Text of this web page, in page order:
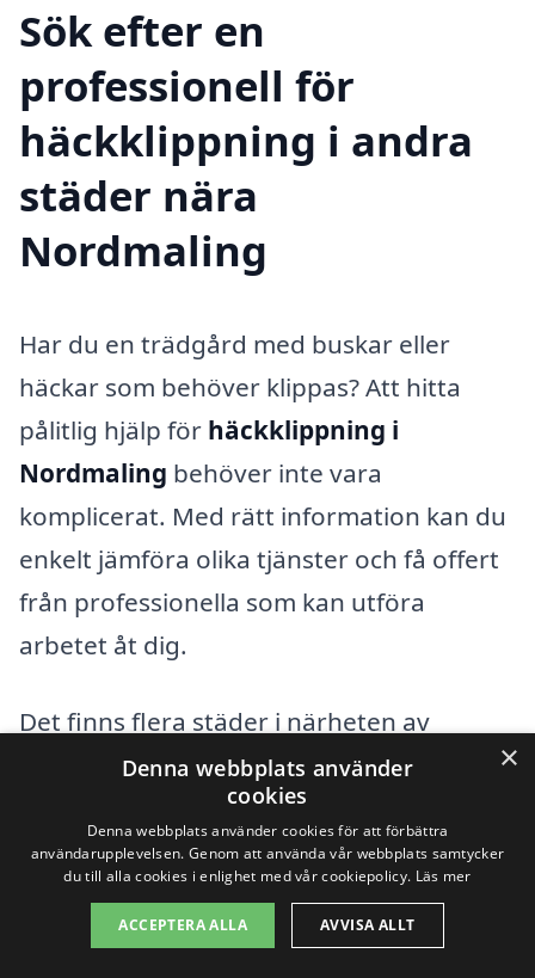
Sök efter en
professionell för
häckklippning i andra
städer nära
Nordmaling
Har du en trädgård med buskar eller
häckar som behöver klippas? Att hitta
pålitlig hjälp för häckklippning i
Nordmaling behöver inte vara
komplicerat. Med rätt information kan du
enkelt jämföra olika tjänster och få offert
från professionella som kan utföra
arbetet åt dig.
Det finns flera städer i närheten av
Nordmaling där du kan hitta kunniga
företag inom häckklippning. Här är några
av dem:
Örnsköldsvik
×
Denna webbplats använder
cookies
Denna webbplats använder cookies för att förbättra
användarupplevelsen. Genom att använda vår webbplats samtycker
du till alla cookies i enlighet med vår cookiepolicy. Läs mer
ACCEPTERA ALLA AVVISA ALLT